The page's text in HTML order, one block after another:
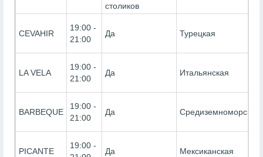
столиков
CEVAHIR
19:00 -
21:00
Да Турецкая
LA VELA
19:00 -
21:00
Да Итальянская
BARBEQUE
19:00 -
21:00
Да Средиземноморская
PICANTE
19:00 -
Да Мексиканская